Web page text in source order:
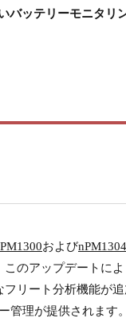
バッテリーモニタリ
およびnPM1304
のアップデートに
リート分析機能が
管理が提供されます。